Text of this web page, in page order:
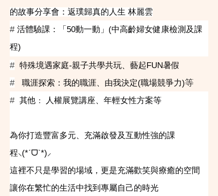
的故事分享會：返璞歸真的人生 林麗雲
# 活體驗課：「50動一動」(中高齡婦女健康檢測及課
程)
# 特殊境遇家庭-親子共學共玩、藝起 FUN暑假
# 職涯探索：我的職涯、由我決定(職場競爭力)等
# 其他 ： 人權展覽講座、年輕女性方案等
為你打造豐富多元、充滿啟發及互動性強的課
程⸜(*ˊᗜˋ*)⸝
這裡不只是學習的場域，更是充滿歡笑與療癒的空間
讓你在繁忙的生活中找到專屬自己的時光